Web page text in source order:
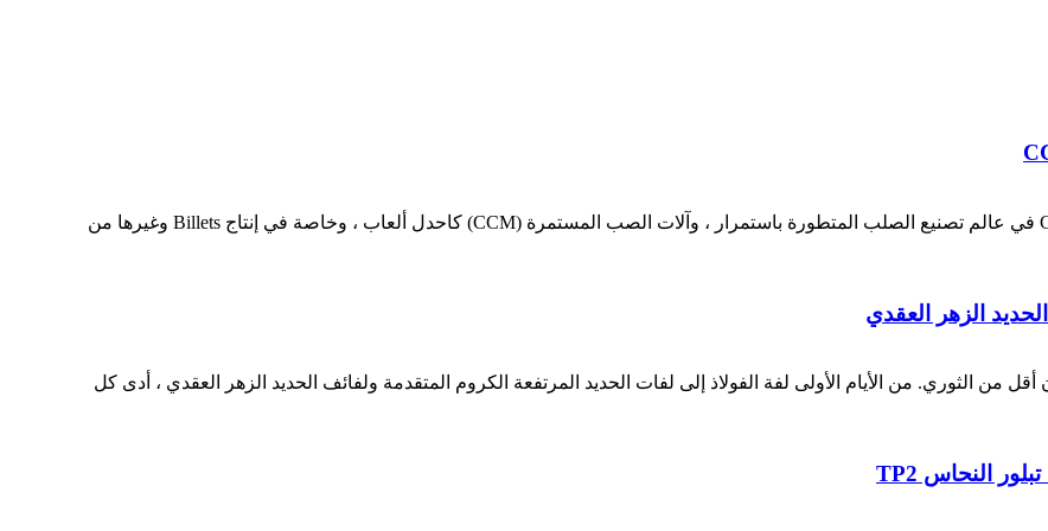
إحداث ثورة في إنتاج الفولاذ: ظهر دور آلات الصب في CCM في عالم تصنيع الصلب المتطورة باستمرار ، وآلات الصب المستمرة (CCM) كاحدل ألعاب ، وخاصة في إنتاج Billets وغيرها من
الزهر العقدي
من الثوري. من الأيام الأولى لفة الفولاذ إلى لفات الحديد المرتفعة الكروم المتقدمة ولفائف الحديد الزهر العقدي ، أدى كل